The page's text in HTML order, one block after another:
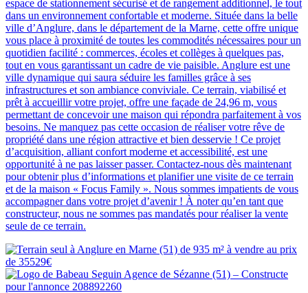
espace de stationnement sécurisé et de rangement additionnel, le tout
dans un environnement confortable et moderne. Située dans la belle
ville d’Anglure, dans le département de la Marne, cette offre unique
vous place à proximité de toutes les commodités nécessaires pour un
quotidien facilité : commerces, écoles et collèges à quelques pas,
tout en vous garantissant un cadre de vie paisible. Anglure est une
ville dynamique qui saura séduire les familles grâce à ses
infrastructures et son ambiance conviviale. Ce terrain, viabilisé et
prêt à accueillir votre projet, offre une façade de 24,96 m, vous
permettant de concevoir une maison qui répondra parfaitement à vos
besoins. Ne manquez pas cette occasion de réaliser votre rêve de
propriété dans une région attractive et bien desservie ! Ce projet
d’acquisition, alliant confort moderne et accessibilité, est une
opportunité à ne pas laisser passer. Contactez-nous dès maintenant
pour obtenir plus d’informations et planifier une visite de ce terrain
et de la maison « Focus Family ». Nous sommes impatients de vous
accompagner dans votre projet d’avenir ! À noter qu’en tant que
constructeur, nous ne sommes pas mandatés pour réaliser la vente
seule de ce terrain.